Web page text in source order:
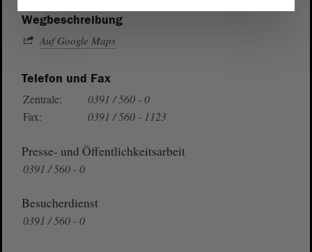
Wegbeschreibung
Auf Google Maps
Telefon und Fax
Zentrale:
0391 / 560 - 0
Fax:
0391 / 560 - 1123
Presse- und Öffentlichkeitsarbeit
0391 / 560 - 0
Besucherdienst
0391 / 560 - 0